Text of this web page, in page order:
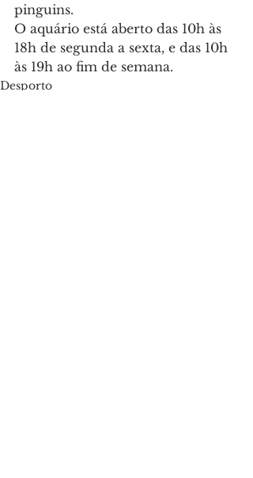
pinguins.
O aquário está aberto das 10h às
18h de segunda a sexta, e das 10h
às 19h ao fim de semana.
Desporto